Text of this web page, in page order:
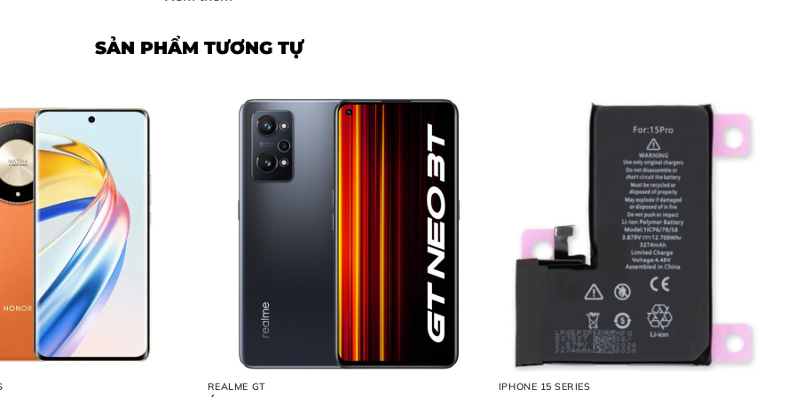
Mobile
SẢN PHẨM TƯƠNG TỰ
REALME GT IPHONE 15 SERIES